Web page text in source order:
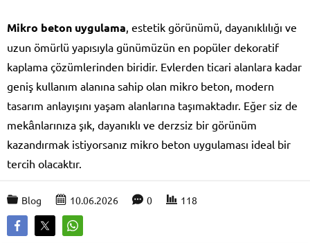
Mikro beton uygulama , estetik görünümü, dayanıklılığı ve
uzun ömürlü yapısıyla günümüzün en popüler dekoratif
kaplama çözümlerinden biridir. Evlerden ticari alanlara kadar
geniş kullanım alanına sahip olan mikro beton, modern
tasarım anlayışını yaşam alanlarına taşımaktadır. Eğer siz de
mekânlarınıza şık, dayanıklı ve derzsiz bir görünüm
kazandırmak istiyorsanız mikro beton uygulaması ideal bir
tercih olacaktır.
Blog 10.06.2026 0 118